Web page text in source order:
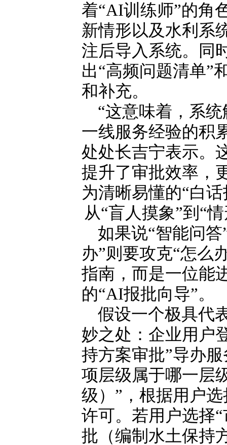
着“AI训练师”的角
新情形以及水利系
注后导入系统。同
出“高频问题清单”
和补充。
“这意味着，系
一线服务经验的积
处处长吉宁表示。
提升了审批效率，
为清晰易懂的“白
从“盲人摸象”到“
如果说“智能问
办”则要攻克“怎么
指南，而是一位能
的“AI报批向导”。
假设一个极具代
妙之处：企业用户
持方案审批”导办
项层级属于哪一层
级）”，根据用户
许可。若用户选择
批（编制水土保持